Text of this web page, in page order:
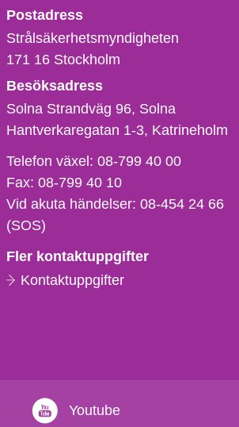
Strålsäkerhetsmyndigheten
Postadress
Strålsäkerhetsmyndigheten
171 16 Stockholm
Besöksadress
Solna Strandväg 96, Solna
Hantverkaregatan 1-3 Katrineholm
Telefon,
fax
och
e-
Telefon växel:08-799 40 00
Fax:08-799 40 10
Vid akuta händelser:08-454 24 66
(SOS)
Fler kontaktuppgifter
Kontaktuppgifter
Youtube